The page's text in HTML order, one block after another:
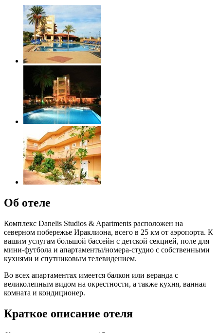
Об отеле
Комплекс Danelis Studios & Apartments расположен на
северном побережье Ираклиона, всего в 25 км от аэропорта. К
вашим услугам большой бассейн с детской секцией, поле для
мини-футбола и апартаменты/номера-студио с собственными
кухнями и спутниковым телевидением.
Во всех апартаментах имеется балкон или веранда с
великолепным видом на окрестности, а также кухня, ванная
комната и кондиционер.
Краткое описание отеля